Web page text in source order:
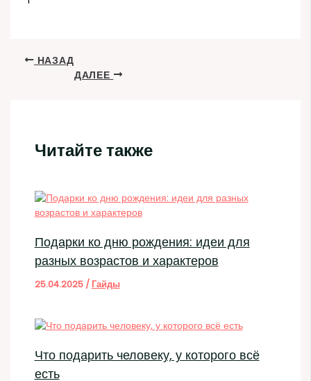
НАЗАД
ДАЛЕЕ
Читайте также
Подарки ко дню рождения: идеи для
разных возрастов и характеров
25.04.2025 / Гайды
Что подарить человеку, у которого всё
есть